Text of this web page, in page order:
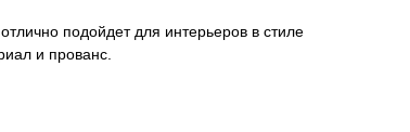
подойдет для интерьеров в стиле
и прованс.